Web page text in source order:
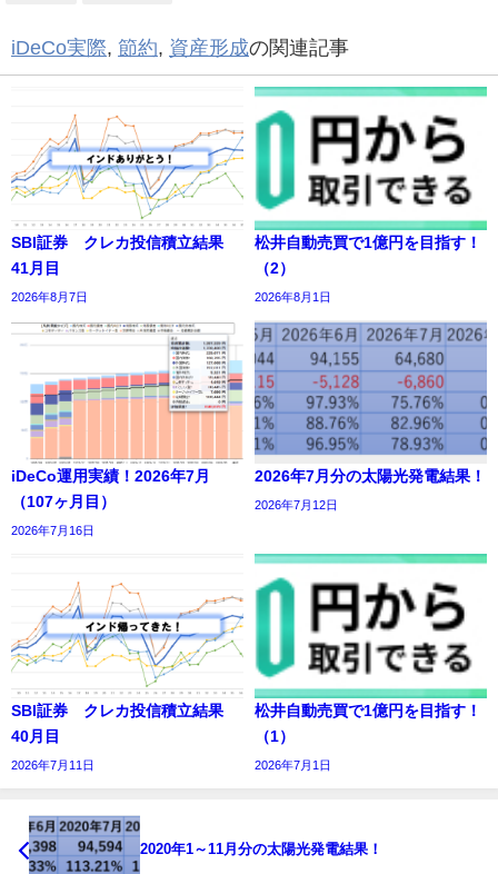
iDeCo実際, 節約, 資産形成の関連記事
SBI証券 クレカ投信積立結果
41月目
2026年8月7日
松井自動売買で1億円を目指す！
（2）
2026年8月1日
iDeCo運用実績！2026年7月
（107ヶ月目）
2026年7月16日
2026年7月分の太陽光発電結果！
2026年7月12日
SBI証券 クレカ投信積立結果
40月目
2026年7月11日
松井自動売買で1億円を目指す！
（1）
2026年7月1日
2020年1～11月分の太陽光発電結果！